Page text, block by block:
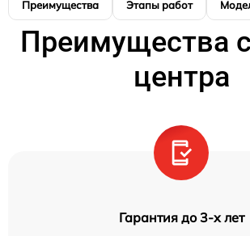
Преимущества Этапы работ
Преимущества
центра
Гарантия до 3-х лет